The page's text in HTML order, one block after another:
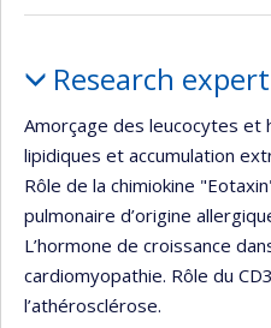
Research
Amorçage des leucocytes et
lipidiques et accumulation
Rôle de la chimiokine
pulmonaire d’origine
L’hormone de croissance
cardiomyopathie. Rôle du
l’athérosclérose.